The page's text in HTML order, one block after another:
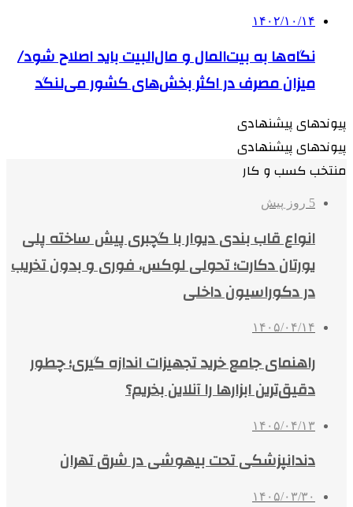
۱۴۰۲/۱۰/۱۴
نگاه‌ها به بیت‌المال و مال‌البیت باید اصلاح شود/
میزان مصرف در اکثر بخش‌های کشور می‌لنگد
پیوندهای پیشنهادی
پیوندهای پیشنهادی
منتخب کسب و کار
5 روز پیش
انواع قاب بندی دیوار با گچبری پیش ساخته پلی
یورتان دکارت؛ تحولی لوکس، فوری و بدون تخریب
در دکوراسیون داخلی
۱۴۰۵/۰۴/۱۴
راهنمای جامع خرید تجهیزات اندازه گیری؛ چطور
دقیق‌ترین ابزارها را آنلاین بخریم؟
۱۴۰۵/۰۴/۱۳
دندانپزشکی تحت بیهوشی در شرق تهران
۱۴۰۵/۰۳/۳۰